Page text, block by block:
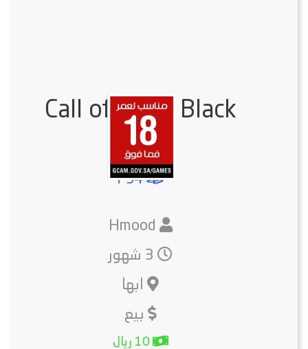
Call of Duty: Black
Ops 4
PS4
Hmood
3 شهور
ابها
بيع
10 ريال